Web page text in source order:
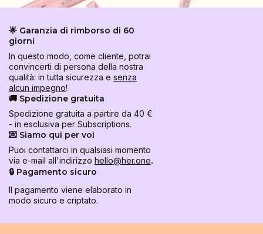
🌟 Garanzia di rimborso di 60
giorni
In questo modo, come cliente, potrai
convincerti di persona della nostra
qualità: in tutta sicurezza e senza
alcun impegno!
🚚 Spedizione gratuita
Spedizione gratuita a partire da 40 €
- in esclusiva per Subscriptions.
💌 Siamo qui per voi
Puoi contattarci in qualsiasi momento
via e-mail all'indirizzo hello@her.one.
🔒 Pagamento sicuro
Il pagamento viene elaborato in
modo sicuro e criptato.